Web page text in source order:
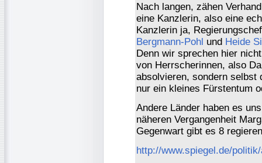
Nach langen, zähen
eine Kanzlerin, also eine
Kanzlerin ja,
Bergmann-Pohl und Heide
Denn wir sprechen hier
von Herrscherinnen, also
absolvieren, sondern selbst
nur ein kleines Fürstentum
Andere Länder haben es
näheren Vergangenheit
Gegenwart gibt es 8
http://www.spiegel.de/